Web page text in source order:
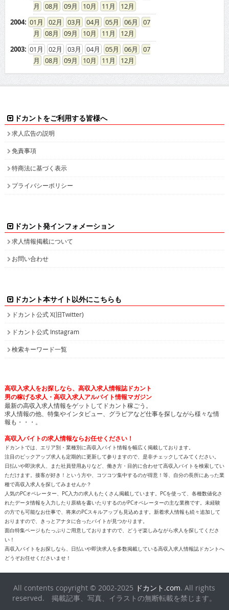
08
09 10 11
12
2004: 01 02 03 04 05 06
07
08
09 10 11
12
2003: 01 02 03 04 05 06
07
08
09 10 11 12
ドカントをご利用する皆様へ
求人広告の説明
免責事項
特商法に基づく表示
プライバシーポリシー
ドカント発インフォメーション
求人情報掲載について
お問い合わせ
ドカント本サイト以外にこちらも
ドカント公式 X(旧Twitter)
ドカント公式 Instagram
検索キーワード一覧
高収入求人をお探しなら、高収入求人情報誌ドカント
男の稼げる求人・高収入求人アルバイト情報マガジン
最新の高収入求人情報をゲットしてドカント稼ごう。
求人情報の他、特集やインタビュー、グラビアなど仕事を探しながら様々な情
報も・・・。
高収入バイトの求人情報ならお任せください！
ドカントでは、エリア別・業種別に高収入バイト情報を幅広く掲載しております。
注目のピックアップ求人も定期的に更新して参りますので、是非チェックしてみてください。
日払いや即決求人、また社員登用ありなど、働き方・目的に合わせて高収入バイトを検索してい
ただけます。接客が好き！という方や、コツコツ集中するのが得意！等、自分の長所にあった業
種で高収入求人を探してみませんか？
人気のPCオペレーター、PC入力の求人もたくさん掲載しています。PCを使って、各種数値化さ
れたデータ情報を入力したり原稿を書いたりするのがPCオペレーターの主な業務です。未経験
の方でも可能なお仕事で、将来のPCスキルアップも見込めます。新着求人情報も続々追加して
おりますので、きっとアナタに合ったバイトが見つかります。
面白特集ページもたっぷりご用意しておりますので、どうぞ楽しみながら求人を探してくださ
い！
高収入バイトをお探しなら、日払いや即決求人を多数掲載している高収入求人情報誌ドカントへ
どうぞお任せくださいませ！
All contents copyright © 2002-2025 ドカント.com. All rights
reserved. 掲載記事、写真、イラストの無断転載を禁じます。